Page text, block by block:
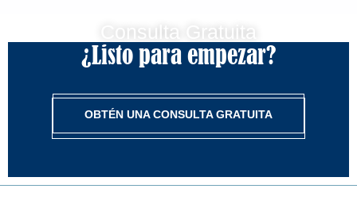
Consulta Gratuita
¿Listo para empezar?
OBTÉN UNA CONSULTA GRATUITA